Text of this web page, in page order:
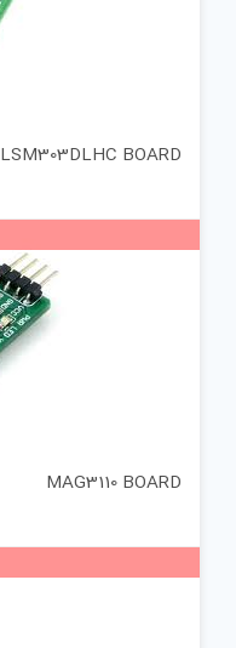
LSM303DLHC BOARD
MAG3110 BOARD